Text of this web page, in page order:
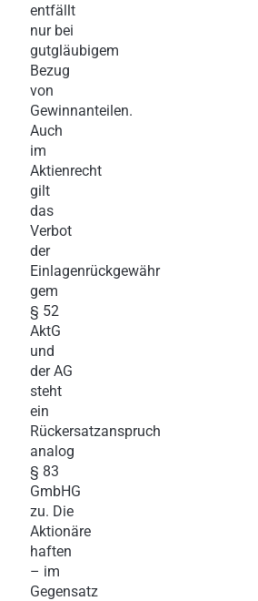
entfällt
nur bei
gutgläubigem
Bezug
von
Gewinnanteilen.
Auch
im
Aktienrecht
gilt
das
Verbot
der
Einlagenrückgewähr
gem
§ 52
AktG
und
der AG
steht
ein
Rückersatzanspruch
analog
§ 83
GmbHG
zu. Die
Aktionäre
haften
– im
Gegensatz